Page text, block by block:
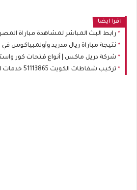
اقرا ايضا
رابط البث المباشر لمشاهدة مباراة المصري
نتيجة مباراة ريال مدريد وأولمبياكوس في دوري
شركة دريل ماكس | أنواع فتحات كور واستخداماتها في
تركيب شفاطات الكويت 51113865 خدمات احترافية مع أبو أحمد